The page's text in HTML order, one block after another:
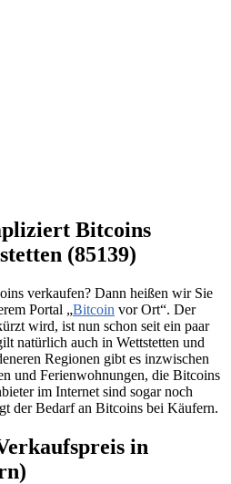
Bitcoins
(85139)
verkaufen? Dann heißen wir Sie
Portal „Bitcoin vor Ort“. Der
wird, ist nun schon seit ein paar
natürlich auch in Wettstetten und
Regionen gibt es inzwischen
und Ferienwohnungen, die Bitcoins
im Internet sind sogar noch
der Bedarf an Bitcoins bei Käufern.
in